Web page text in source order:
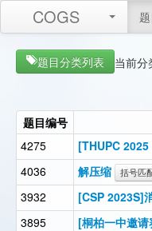
COGS 题
题目分类列表 当前分
题目编号
4275
[THUPC
4036
解压缩 括号匹
3932
[CSP 2023S]
3895
[桐柏一中邀